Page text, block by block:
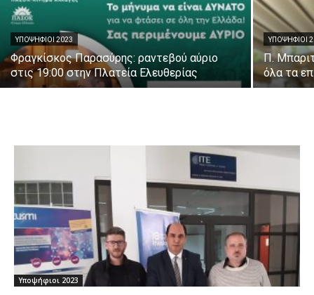
ΥΠΟΨΉΦΙΟΙ 2023
Φραγκίσκος Παρασύρης: ραντεβού αύριο
στις 19:00 στην Πλατεία Ελευθερίας
ΥΠΟΨΉΦΙΟΙ
Π.
όλα τα
Υποψήφιοι 2023